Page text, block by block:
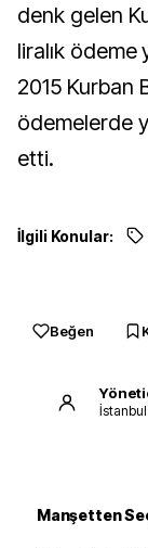
denk gelen
liralık ödeme
2015 Kurban
ödemelerde
etti.
İlgili Konular:
Beğen
İstanbul
Manşetten